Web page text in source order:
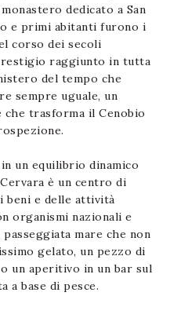
dedicato a San
e primi abitanti furono i
corso dei secoli
raggiunto in tutta
del tempo che
sempre uguale, un
trasforma il Cenobio
un equilibrio dinamico
è un centro di
beni e delle attività
organismi nazionali e
mare che non
gelato, un pezzo di
un aperitivo in un bar sul
a base di pesce.